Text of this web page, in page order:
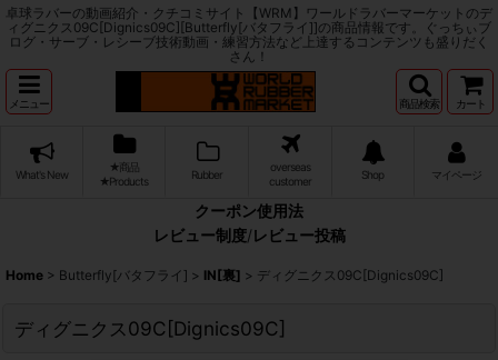
卓球ラバーの動画紹介・クチコミサイト【WRM】ワールドラバーマーケットのデ
ィグニクス09C[Dignics09C][Butterfly[バタフライ]]の商品情報です。ぐっちぃブ
ログ・サーブ・レシーブ技術動画・練習方法など上達するコンテンツも盛りだく
さん！
メニュー 商品検索 カート
What's New
★商品
★Products
Rubber
overseas
customer
Shop マイページ
クーポン使用法
レビュー制度/レビュー投稿
Home > Butterfly[バタフライ] > IN[裏] > ディグニクス09C[Dignics09C]
ディグニクス09C[Dignics09C]